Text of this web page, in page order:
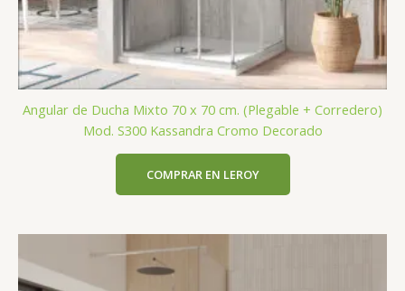
Angular de Ducha Mixto 70 x 70 cm. (Plegable + Corredero)
Mod. S300 Kassandra Cromo Decorado
COMPRAR EN LEROY